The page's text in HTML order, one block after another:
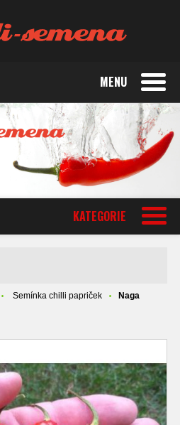
MENU
KATEGORIE
Semínka chilli papriček
Naga